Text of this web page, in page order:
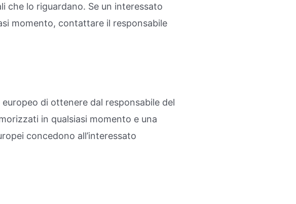
che lo riguardano. Se un interessato
momento, contattare il responsabile
di ottenere dal responsabile del
in qualsiasi momento e una
concedono all’interessato